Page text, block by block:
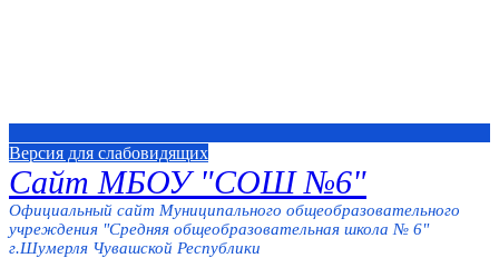
Версия для слабовидящих
Сайт МБОУ "СОШ №6"
Официальный сайт Муниципального общеобразовательного
учреждения "Средняя общеобразовательная школа № 6"
г.Шумерля Чувашской Республики